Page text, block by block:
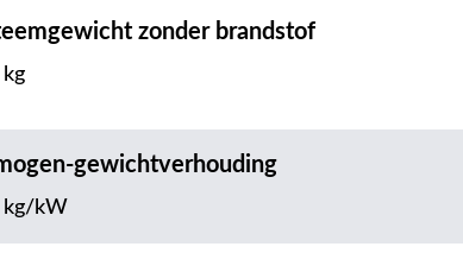
zonder brandstof
gewichtverhouding
kg/kW